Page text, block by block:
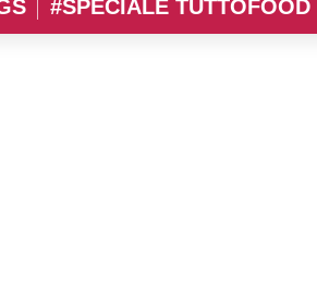
#SPECIALE TUTTOFOOD